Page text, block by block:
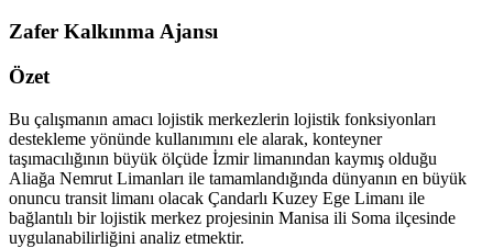
Zafer Kalkınma Ajansı
Özet
Bu çalışmanın amacı lojistik merkezlerin lojistik fonksiyonları
destekleme yönünde kullanımını ele alarak, konteyner
taşımacılığının büyük ölçüde İzmir limanından kaymış olduğu
Aliağa Nemrut Limanları ile tamamlandığında dünyanın en büyük
onuncu transit limanı olacak Çandarlı Kuzey Ege Limanı ile
bağlantılı bir lojistik merkez projesinin Manisa ili Soma ilçesinde
uygulanabilirliğini analiz etmektir.